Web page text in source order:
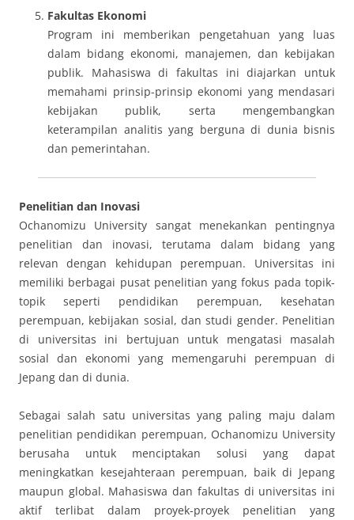
Fakultas Ekonomi
Program ini memberikan pengetahuan yang luas
dalam bidang ekonomi, manajemen, dan kebijakan
publik. Mahasiswa di fakultas ini diajarkan untuk
memahami prinsip-prinsip ekonomi yang mendasari
kebijakan publik, serta mengembangkan
keterampilan analitis yang berguna di dunia bisnis
dan pemerintahan.
Penelitian dan Inovasi
Ochanomizu University sangat menekankan pentingnya
penelitian dan inovasi, terutama dalam bidang yang
relevan dengan kehidupan perempuan. Universitas ini
memiliki berbagai pusat penelitian yang fokus pada topik-
topik seperti pendidikan perempuan, kesehatan
perempuan, kebijakan sosial, dan studi gender. Penelitian
di universitas ini bertujuan untuk mengatasi masalah
sosial dan ekonomi yang memengaruhi perempuan di
Jepang dan di dunia.
Sebagai salah satu universitas yang paling maju dalam
penelitian pendidikan perempuan, Ochanomizu University
berusaha untuk menciptakan solusi yang dapat
meningkatkan kesejahteraan perempuan, baik di Jepang
maupun global. Mahasiswa dan fakultas di universitas ini
aktif terlibat dalam proyek-proyek penelitian yang